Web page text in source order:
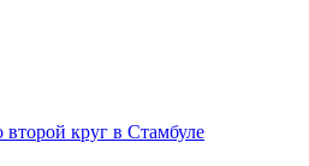
круг в Стамбуле